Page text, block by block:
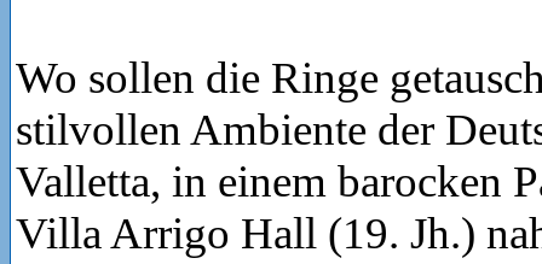
Wo sollen die Ringe
stilvollen Ambiente der
Valletta, in einem barocken
Villa Arrigo Hall (19. Jh.)